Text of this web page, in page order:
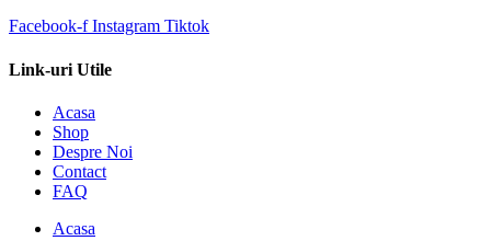
Facebook-f Instagram Tiktok
Link-uri Utile
Acasa
Shop
Despre Noi
Contact
FAQ
Acasa